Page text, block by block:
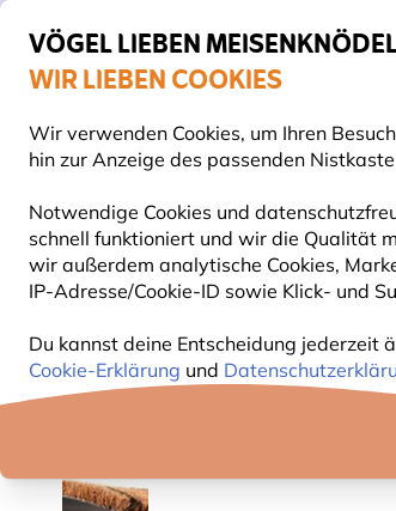
VÖGEL LIEBEN
WIR LIEBEN COOKIES
Wir verwenden Cookies, um Ihren
hin zur Anzeige des passenden
Notwendige Cookies und
schnell funktioniert und wir die Qualität
wir außerdem analytische Cookies,
IP-Adresse/Cookie-ID sowie Klick- und
Du kannst deine Entscheidung jederzeit
Cookie-Erklärung und
Top-bewertet in 11 Ländern
Gratis Versand ab 65 €
VOGELFUTTER FUTTERHÄUSER